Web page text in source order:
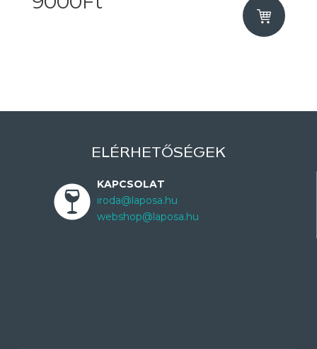
ELÉRHETŐSÉGEK
KAPCSOLAT
iroda@laposa.hu
webshop@laposa.hu